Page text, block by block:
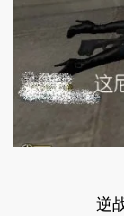
逆